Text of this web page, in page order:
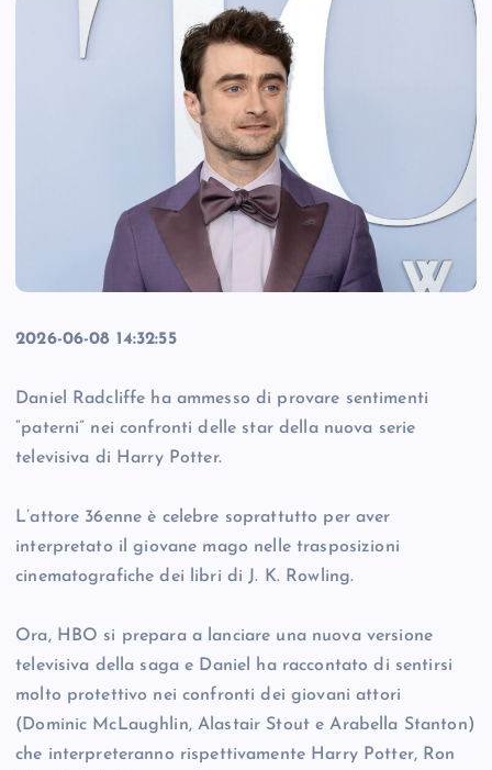
2026-06-08 14:32:55
Daniel Radcliffe ha ammesso di provare sentimenti
“paterni” nei confronti delle star della nuova serie
televisiva di Harry Potter.
L’attore 36enne è celebre soprattutto per aver
interpretato il giovane mago nelle trasposizioni
cinematografiche dei libri di J. K. Rowling.
Ora, HBO si prepara a lanciare una nuova versione
televisiva della saga e Daniel ha raccontato di sentirsi
molto protettivo nei confronti dei giovani attori
(Dominic McLaughlin, Alastair Stout e Arabella Stanton)
che interpreteranno rispettivamente Harry Potter, Ron